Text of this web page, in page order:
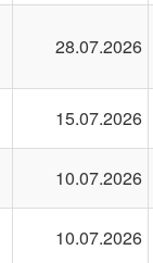
28.07.2026
15.07.2026
10.07.2026
10.07.2026